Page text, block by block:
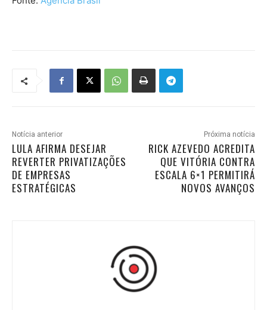
Notícia anterior
LULA AFIRMA DESEJAR
REVERTER PRIVATIZAÇÕES
DE EMPRESAS
ESTRATÉGICAS
Próxima notícia
RICK AZEVEDO ACREDITA
QUE VITÓRIA CONTRA
ESCALA 6×1 PERMITIRÁ
NOVOS AVANÇOS